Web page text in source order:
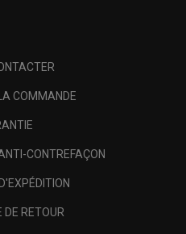
COMMANDE
CONTREFAÇON
DE RETOUR